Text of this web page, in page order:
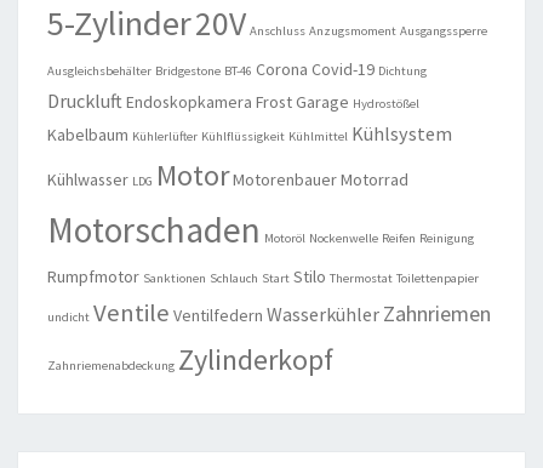
5-Zylinder20V Anschluss Anzugsmoment Ausgangssperre
Ausgleichsbehälter Bridgestone BT-46 Corona Covid-19 Dichtung
DruckluftEndoskopkamera Frost Garage Hydrostößel
Kabelbaum Kühlerlüfter Kühlflüssigkeit Kühlmittel Kühlsystem
Kühlwasser LDG MotorMotorenbauerMotorrad
Motorschaden Motoröl Nockenwelle Reifen Reinigung
Rumpfmotor Sanktionen Schlauch Start Stilo Thermostat Toilettenpapier
undicht Ventile Ventilfedern Wasserkühler Zahnriemen
Zahnriemenabdeckung Zylinderkopf